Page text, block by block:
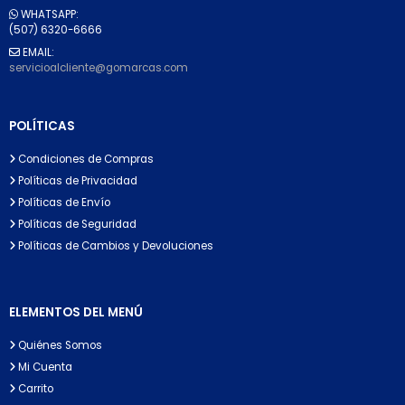
WHATSAPP:
(507) 6320-6666
EMAIL:
servicioalcliente@gomarcas.com
POLÍTICAS
Condiciones de Compras
Políticas de Privacidad
Políticas de Envío
Políticas de Seguridad
Políticas de Cambios y Devoluciones
ELEMENTOS DEL MENÚ
Quiénes Somos
Mi Cuenta
Carrito